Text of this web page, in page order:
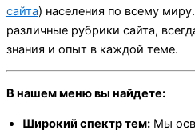
сайта) населения по всему
различные рубрики сайта,
знания и опыт в каждой теме.
В нашем меню вы найдете:
Широкий спектр тем: Мы